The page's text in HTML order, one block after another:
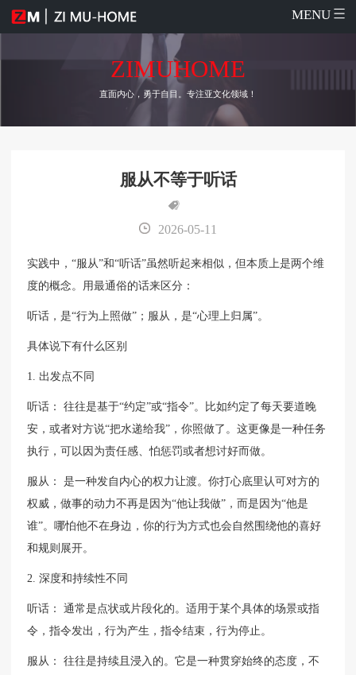
MENU
ZIMUHOME
直面内心，勇于自目。专注亚文化领域！
服从不等于听话
2026-05-11
实践中，“服从”和“听话”虽然听起来相似，但本质上是两个维
度的概念。用最通俗的话来区分：
听话，是“行为上照做”；服从，是“心理上归属”。
具体说下有什么区别
1. 出发点不同
听话： 往往是基于“约定”或“指令”。比如约定了每天要道晚
安，或者对方说“把水递给我”，你照做了。这更像是一种任务
执行，可以因为责任感、怕惩罚或者想讨好而做。
服从： 是一种发自内心的权力让渡。你打心底里认可对方的
权威，做事的动力不再是因为“他让我做”，而是因为“他是
谁”。哪怕他不在身边，你的行为方式也会自然围绕他的喜好
和规则展开。
2. 深度和持续性不同
听话： 通常是点状或片段化的。适用于某个具体的场景或指
令，指令发出，行为产生，指令结束，行为停止。
服从： 往往是持续且浸入的。它是一种贯穿始终的态度，不